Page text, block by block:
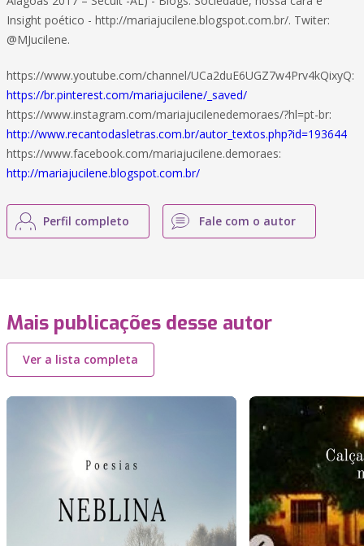
Insight poético - http://mariajucilene.blogspot.com.br/. Twiter:
@MJucilene.
https://www.youtube.com/channel/UCa2duE6UGZ7w4Prv4kQixyQ:
https://br.pinterest.com/mariajucilene/_saved/
https://www.instagram.com/mariajucilenedemoraes/?hl=pt-br:
http://www.recantodasletras.com.br/autor_textos.php?id=193644
https://www.facebook.com/mariajucilene.demoraes:
http://mariajucilene.blogspot.com.br/
Perfil completo Fale com o autor
Mais publicações desse autor
Ver a lista completa